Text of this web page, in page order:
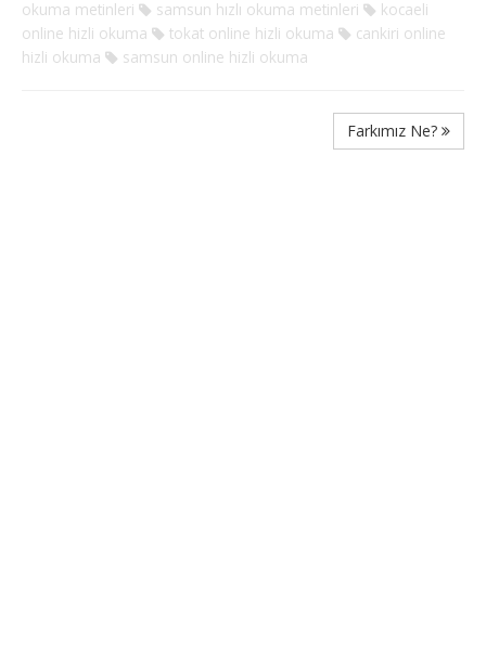
okuma metinleri samsun hızlı okuma metinleri
kocaeli
online hizli okuma
tokat online hizli okuma
cankiri online
hizli okuma
samsun online hizli okuma
Farkımız Ne?